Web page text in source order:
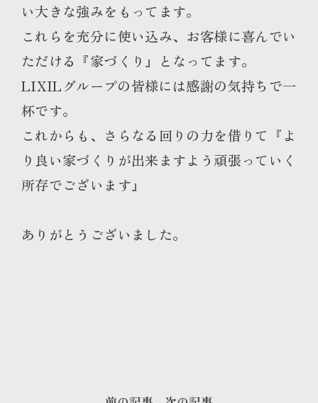
い大きな強みをもってます。
これらを充分に使い込み、お客様に喜んでい
ただける『家づくり』となってます。
LIXILグループの皆様には感謝の気持ちで一
杯です。
これからも、さらなる回りの力を借りて『よ
り良い家づくりが出来ますよう頑張っていく
所存でございます』
ありがとうございました。